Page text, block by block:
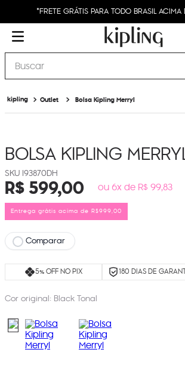
*FRETE GRÁTIS PARA TODO BRASIL
Buscar
Outlet Bolsa Kipling Merryl
BOLSA KIPLING
I93870DH
R$599,00 ou 6x de R$ 99,83
Entrega grátis acima de R$999,00
Comparar
5% OFF NO PIX 180 DIAS DE
Cor original: Black Tonal